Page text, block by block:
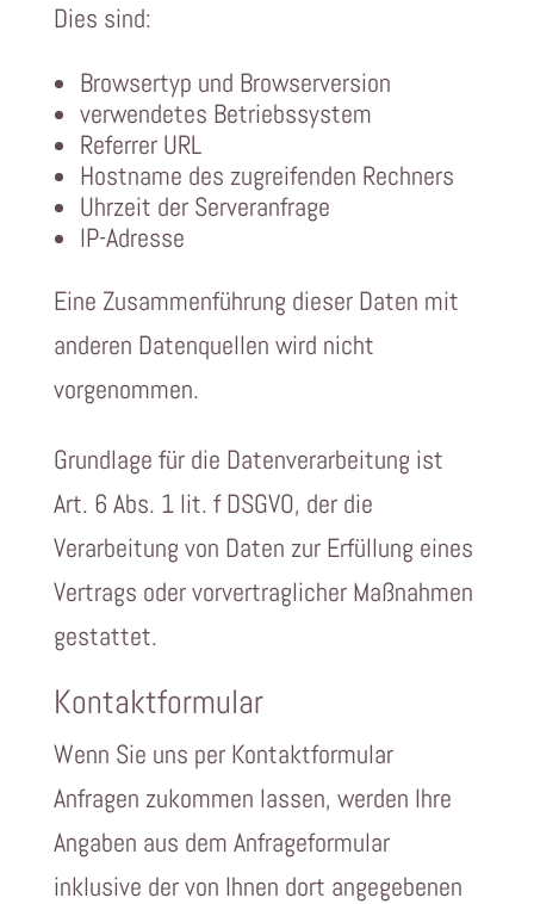
Dies sind:
Browsertyp und Browserversion
verwendetes Betriebssystem
Referrer URL
Hostname des zugreifenden Rechners
Uhrzeit der Serveranfrage
IP-Adresse
Eine Zusammenführung dieser Daten mit
anderen Datenquellen wird nicht
vorgenommen.
Grundlage für die Datenverarbeitung ist
Art. 6 Abs. 1 lit. f DSGVO, der die
Verarbeitung von Daten zur Erfüllung eines
Vertrags oder vorvertraglicher Maßnahmen
gestattet.
Kontaktformular
Wenn Sie uns per Kontaktformular
Anfragen zukommen lassen, werden Ihre
Angaben aus dem Anfrageformular
inklusive der von Ihnen dort angegebenen